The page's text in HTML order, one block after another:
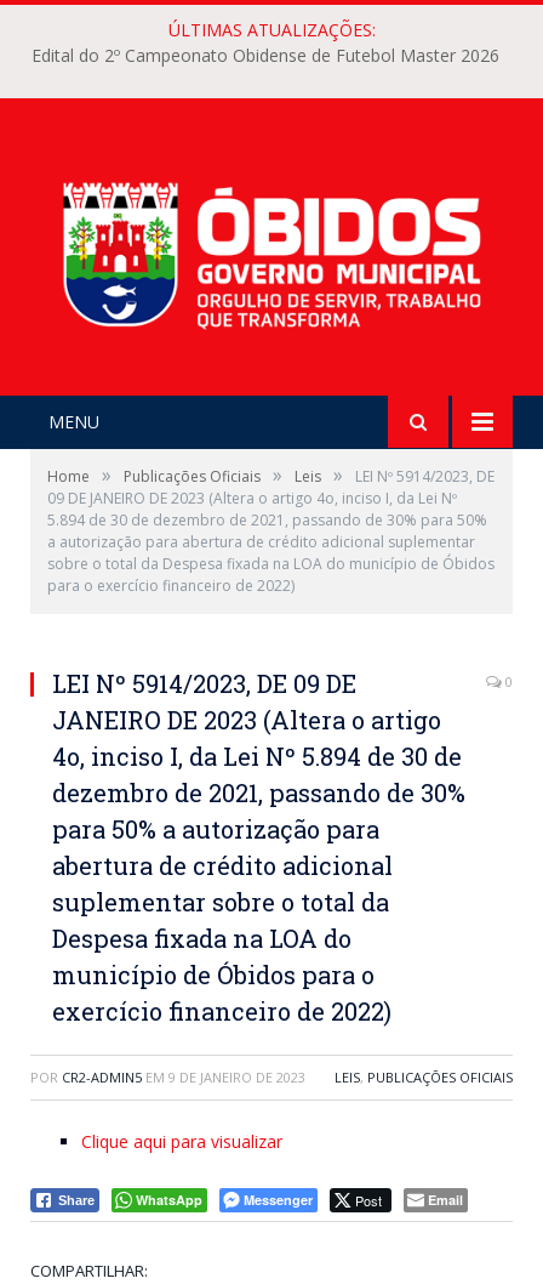
ÚLTIMAS ATUALIZAÇÕES:
Edital do 2º Campeonato Obidense de Futebol Master 2026
MENU
Home » Publicações Oficiais » Leis »
LEI Nº 5914/2023, DE
09 DE JANEIRO DE 2023 (Altera o artigo 4o, inciso I, da Lei Nº
5.894 de 30 de dezembro de 2021, passando de 30% para 50%
a autorização para abertura de crédito adicional suplementar
sobre o total da Despesa fixada na LOA do município de Óbidos
para o exercício financeiro de 2022)
LEI Nº 5914/2023, DE 09 DE
JANEIRO DE 2023 (Altera o artigo
4o, inciso I, da Lei Nº 5.894 de 30 de
dezembro de 2021, passando de 30%
para 50% a autorização para
abertura de crédito adicional
suplementar sobre o total da
Despesa fixada na LOA do
município de Óbidos para o
exercício financeiro de 2022)
0
POR CR2-ADMIN5 EM 9 DE JANEIRO DE 2023 LEIS, PUBLICAÇÕES OFICIAIS
Clique aqui para visualizar
Share WhatsApp Messenger Post Email
COMPARTILHAR: